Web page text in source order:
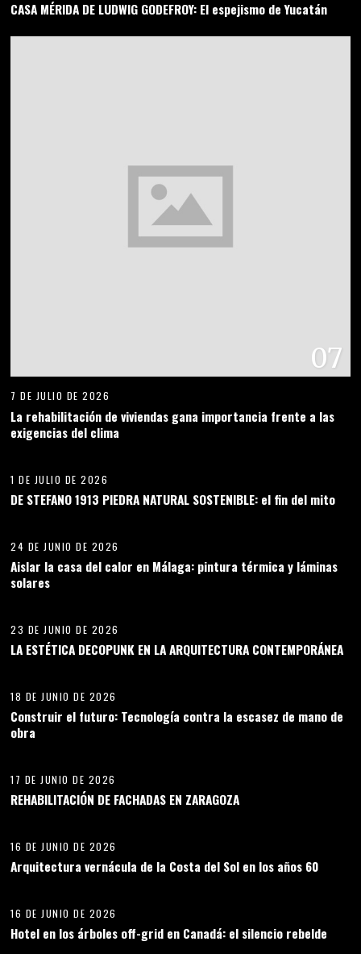
CASA MÉRIDA DE LUDWIG GODEFROY: El espejismo de Yucatán
07
7 DE JULIO DE 2026
La rehabilitación de viviendas gana importancia frente a las
exigencias del clima
1 DE JULIO DE 2026
DE STEFANO 1913 PIEDRA NATURAL SOSTENIBLE: el fin del mito
09
24 DE JUNIO DE 2026
Aislar la casa del calor en Málaga: pintura térmica y láminas
solares
23 DE JUNIO DE 2026
LA ESTÉTICA DECOPUNK EN LA ARQUITECTURA CONTEMPORÁNEA
11
18 DE JUNIO DE 2026
Construir el futuro: Tecnología contra la escasez de mano de
obra
17 DE JUNIO DE 2026
REHABILITACIÓN DE FACHADAS EN ZARAGOZA
16 DE JUNIO DE 2026
Arquitectura vernácula de la Costa del Sol en los años 6014
16 DE JUNIO DE 2026
Hotel en los árboles off-grid en Canadá: el silencio rebelde